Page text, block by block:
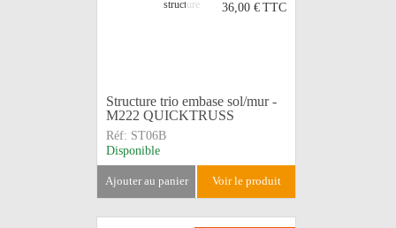
36,00 € TTC
Structure trio embase sol/mur -
M222 QUICKTRUSS
Réf: ST06B
Disponible
ajouter au panier voir le produit